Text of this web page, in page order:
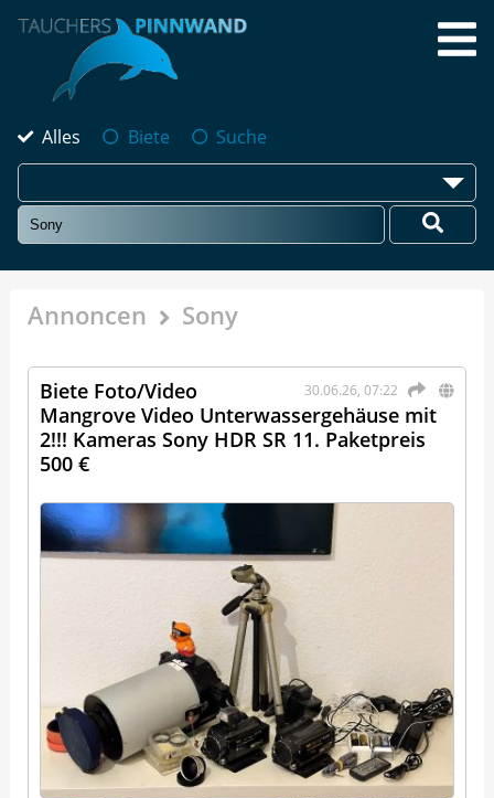
Alles Biete Suche
Annoncen Sony
30.06.26, 07:22
Biete Foto/Video
Mangrove Video Unterwassergehäuse mit
2!!! Kameras Sony HDR SR 11. Paketpreis
500 €